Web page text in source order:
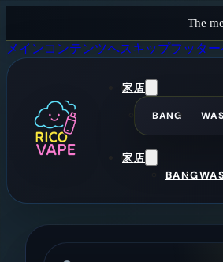
The
メインコンテンツへスキップフッタ
家店
BANG
家店
BANG